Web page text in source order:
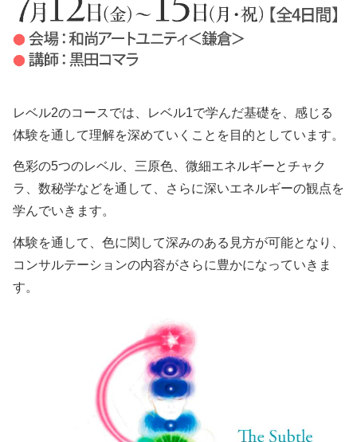
レベル2のコースでは、レベル1で学んだ基礎を、感じる
体験を通して理解を深めていくことを目的としています。
色彩の5つのレベル、三原色、微細エネルギーとチャク
ラ、数秘学などを通して、さらに深いエネルギーの観点を
学んでいきます。
体験を通して、色に関して深みのある見方が可能となり、
コンサルテーションの内容がさらに豊かになっていきま
す。